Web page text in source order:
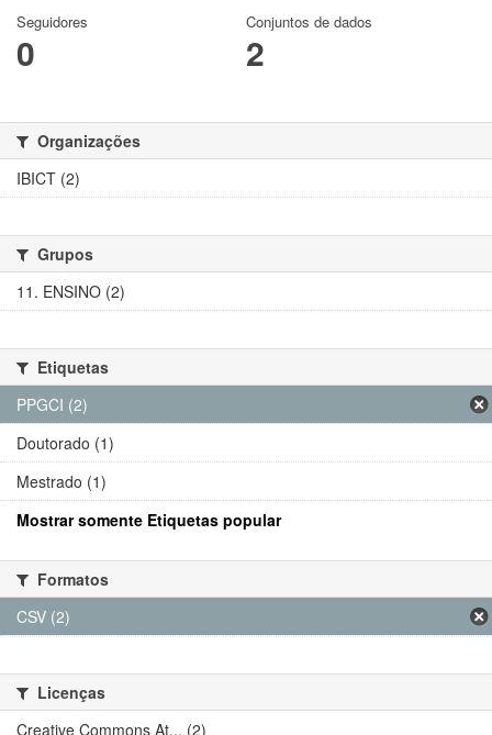
Seguidores
0
Conjuntos de dados
2
Organizações
IBICT (2)
Grupos
11. ENSINO (2)
Etiquetas
PPGCI (2)
Doutorado (1)
Mestrado (1)
Mostrar somente Etiquetas popular
Formatos
CSV (2)
Licenças
Creative Commons At... (2)